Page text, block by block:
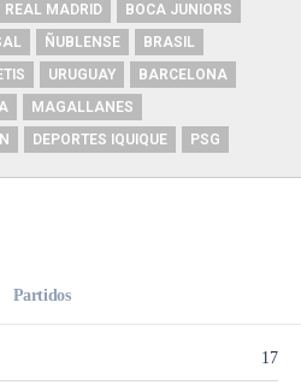
REAL MADRID
BOCA JUNIORS
ÑUBLENSE
BRASIL
URUGUAY
BARCELONA
MAGALLANES
DEPORTES IQUIQUE PSG